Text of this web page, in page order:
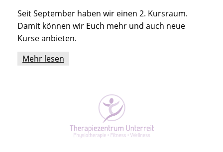
Seit September haben wir einen 2. Kursraum.
Damit können wir Euch mehr und auch neue
Kurse anbieten.
Mehr lesen